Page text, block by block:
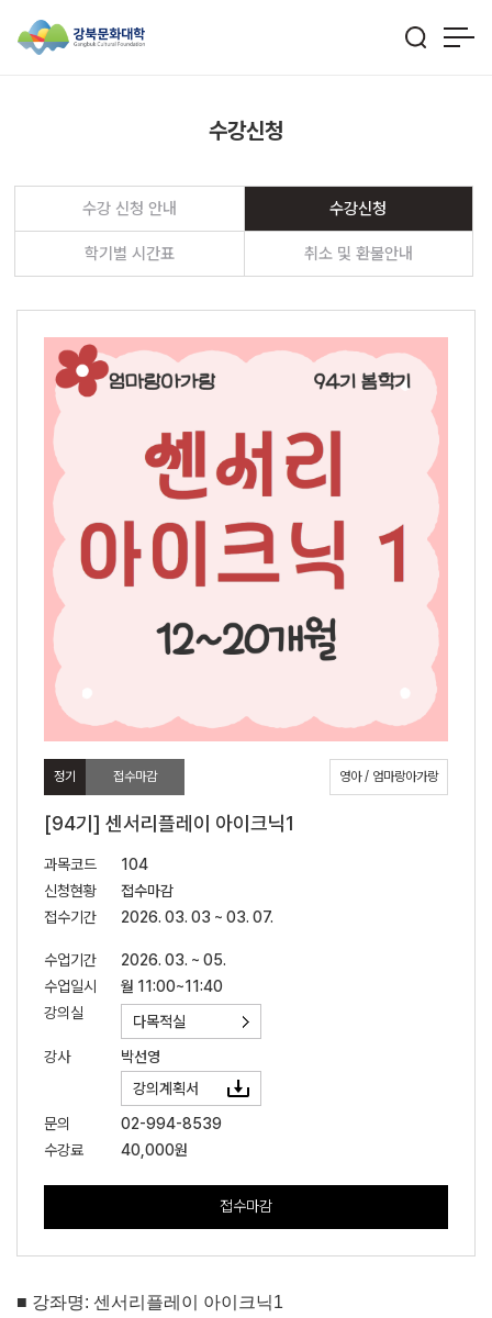
수강신청
수강 신청 안내 수강신청
학기별 시간표 취소 및 환불안내
정기 접수마감 영아 / 엄마랑아가랑
[94기] 센서리플레이 아이크닉1
과목코드
104
신청현황
접수마감
접수기간
2026. 03. 03 ~ 03. 07.
수업기간
2026. 03. ~ 05.
수업일시
월 11:00~11:40
강의실
다목적실
강사
박선영
강의계획서
문의
02-994-8539
수강료
40,000원
접수마감
■ 강좌명: 센서리플레이 아이크닉1